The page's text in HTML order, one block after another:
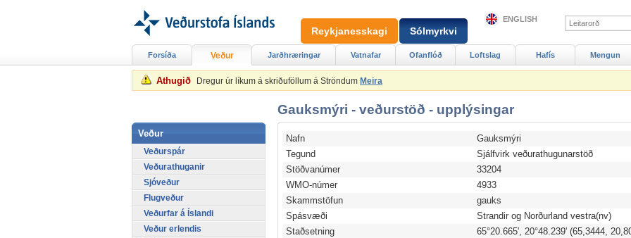
Athugið Dregur úr líkum á skriðuföllum á Ströndum Meira
Gauksmýri - veðurstöð - upplýsingar
Nafn
Gauksmýri
Tegund
Sjálfvirk veðurathugunarstöð
Stöðvanúmer
33204
WMO-númer
4933
Skammstöfun
gauks
Spásvæði
Strandir og Norðurland vestra(nv)
Staðsetning
65°20.665', 20°48.239' (65,3444,
Forsíða Veður Jarðhræringar Vatnafar Ofanflóð Loftslag Hafís Mengun
Veður
Veðurspár
Veðurathuganir
Sjóveður
Flugveður
Veðurfar á Íslandi
Veður erlendis
Reykjanesskagi Sólmyrkvi
ENGLISH